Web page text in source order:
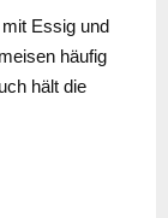
Essig und
häufig
hält die